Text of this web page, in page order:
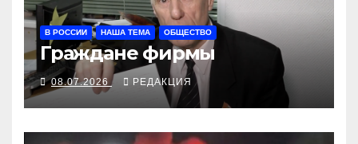
В РОССИИ НАША ТЕМА ОБЩЕСТВО
Граждане фирмы
08.07.2026 РЕДАКЦИЯ